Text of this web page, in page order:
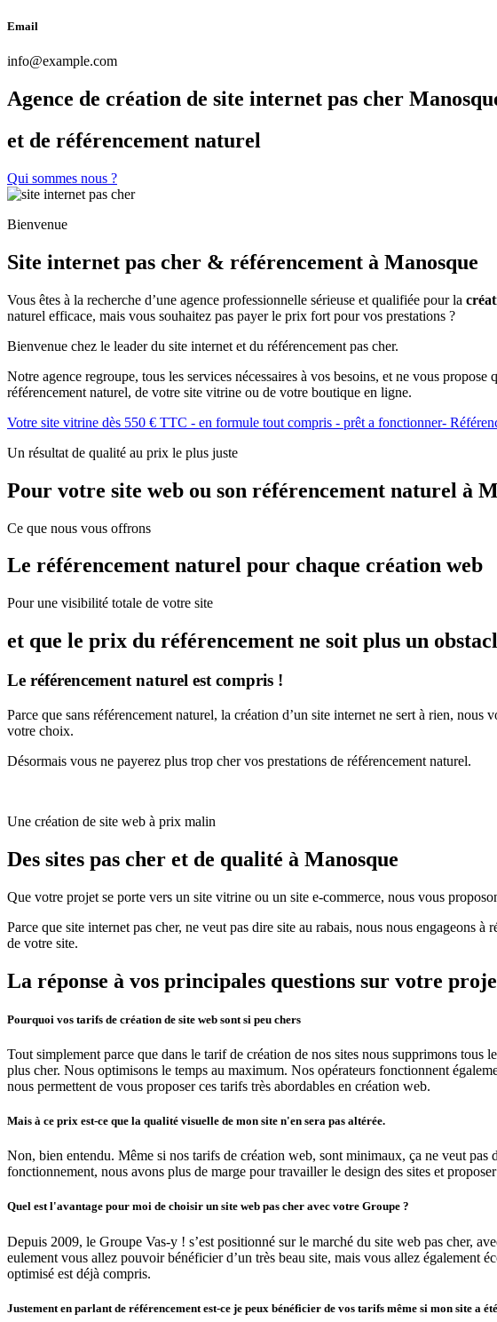
Email
info@example.com
Agence de création de site internet pas cher
et de référencement naturel
Qui sommes nous ?
Bienvenue
Site internet pas cher & référencement à Manosque
Vous êtes à la recherche d’une agence professionnelle sérieuse et qualifiée pour la
naturel efficace, mais vous souhaitez pas payer le prix fort pour vos prestations ?
Bienvenue chez le leader du site internet et du référencement pas cher.
Notre agence regroupe, tous les services nécessaires à vos besoins, et ne vous
référencement naturel, de votre site vitrine ou de votre boutique en ligne.
Votre site vitrine dès 550 € TTC - en formule tout compris - prêt a fonctionner-
Un résultat de qualité au prix le plus juste
Pour votre site web ou son référencement naturel à
Ce que nous vous offrons
Le référencement naturel pour chaque création web
Pour une visibilité totale de votre site
et que le prix du référencement ne soit plus un
Le référencement naturel est compris !
Parce que sans référencement naturel, la création d’un site internet ne sert à rien,
votre choix.
Désormais vous ne payerez plus trop cher vos prestations de référencement naturel.
Une création de site web à prix malin
Des sites pas cher et de qualité à Manosque
Que votre projet se porte vers un site vitrine ou un site e-commerce, nous vous
Parce que site internet pas cher, ne veut pas dire site au rabais, nous nous engageons
de votre site.
La réponse à vos principales questions sur votre
Pourquoi vos tarifs de création de site web sont si peu chers
Tout simplement parce que dans le tarif de création de nos sites nous supprimons tous
plus cher. Nous optimisons le temps au maximum. Nos opérateurs fonctionnent
nous permettent de vous proposer ces tarifs très abordables en création web.
Mais à ce prix est-ce que la qualité visuelle de mon site n'en sera pas altérée.
Non, bien entendu. Même si nos tarifs de création web, sont minimaux, ça ne veut
fonctionnement, nous avons plus de marge pour travailler le design des sites et
Quel est l'avantage pour moi de choisir un site web pas cher avec votre Groupe ?
Depuis 2009, le Groupe Vas-y ! s’est positionné sur le marché du site web pas cher,
eulement vous allez pouvoir bénéficier d’un très beau site, mais vous allez également
optimisé est déjà compris.
Justement en parlant de référencement est-ce je peux bénéficier de vos tarifs même si mon site a